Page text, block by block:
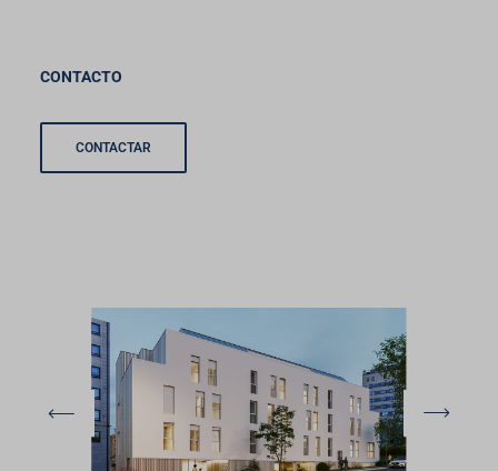
CONTACTO
CONTACTAR